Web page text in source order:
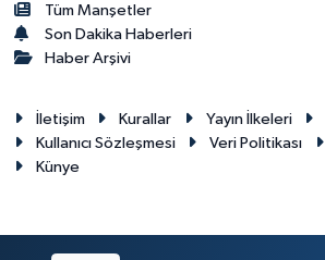
Tüm Manşetler
Son Dakika Haberleri
Haber Arşivi
İletişim Kurallar Yayın İlkeleri
Kullanıcı Sözleşmesi
Veri Politikası
Künye